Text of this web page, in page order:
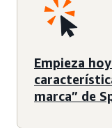
Empieza
marca” de